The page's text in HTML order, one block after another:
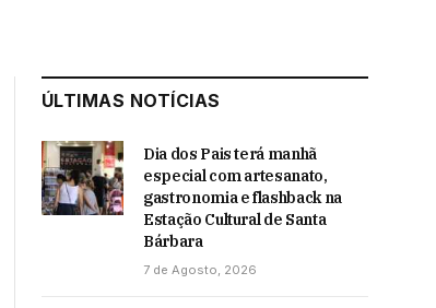
ÚLTIMAS NOTÍCIAS
Dia dos Pais terá manhã
especial com artesanato,
gastronomia e flashback na
Estação Cultural de Santa
Bárbara
7 de Agosto, 2026